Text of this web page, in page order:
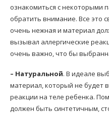
ознакомиться с некоторыми
обратить внимание. Все это
очень нежная и материал
вызывал аллергические
очень важно, что бы
– Натуральной. В идеале
материал, который не будет
реакции на теле ребенка.
должен быть синтетичным,